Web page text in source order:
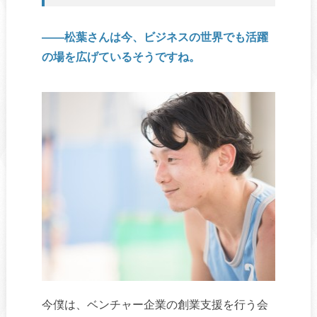
――松葉さんは今、ビジネスの世界でも活躍
の場を広げているそうですね。
今僕は、ベンチャー企業の創業支援を行う会